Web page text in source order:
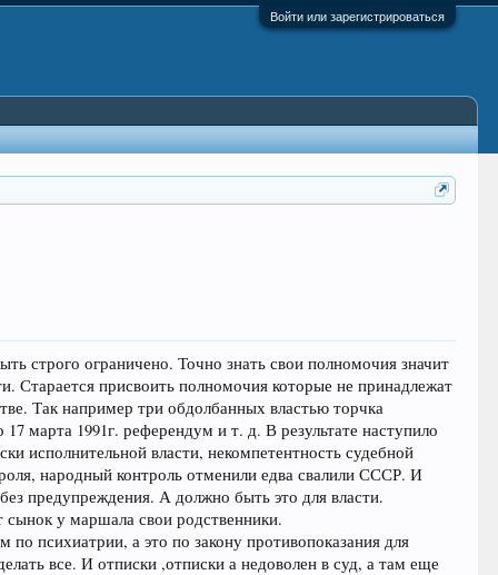
Войти или зарегистрироваться
строго ограничено. Точно знать свои полномочия значит
Старается присвоить полномочия которые не принадлежат
Так например три обдолбанных властью торчка
марта 1991г. референдум и т. д. В результате наступило
исполнительной власти, некомпетентность судебной
народный контроль отменили едва свалили СССР. И
предупреждения. А должно быть это для власти.
у маршала свои родственники.
психиатрии, а это по закону противопоказания для
все. И отписки ,отписки а недоволен в суд, а там еще